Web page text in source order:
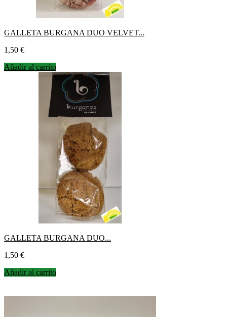
GALLETA BURGANA DUO VELVET...
Precio
1,50 €
Añadir al carrito
GALLETA BURGANA DUO...
Precio
1,50 €
Añadir al carrito